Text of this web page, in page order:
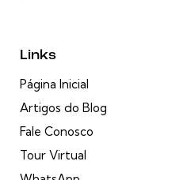
Links
Página Inicial
Artigos do Blog
Fale Conosco
Tour Virtual